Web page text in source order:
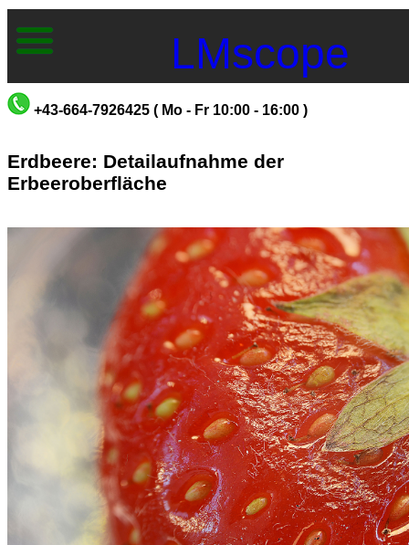
LMscope
+43-664-7926425 ( Mo - Fr 10:00 - 16:00 )
Erdbeere: Detailaufnahme der
Erbeeroberfläche